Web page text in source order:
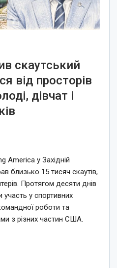
скаутський
від просторів
дівчат і
America у Західній
близько 15 тисяч скаутів,
Протягом десяти днів
участь у спортивних
роботи та
з різних частин США.